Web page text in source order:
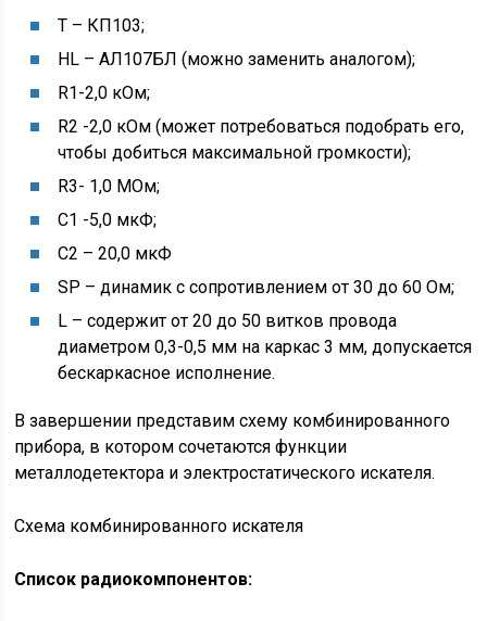
Т – КП103;
HL – АЛ107БЛ (можно заменить аналогом);
R1-2,0 кОм;
R2 -2,0 кОм (может потребоваться подобрать его,
чтобы добиться максимальной громкости);
R3- 1,0 МОм;
С1 -5,0 мкФ;
С2 – 20,0 мкФ
SP – динамик с сопротивлением от 30 до 60 Ом;
L – содержит от 20 до 50 витков провода
диаметром 0,3-0,5 мм на каркас 3 мм, допускается
бескаркасное исполнение.
В завершении представим схему комбинированного
прибора, в котором сочетаются функции
металлодетектора и электростатического искателя.
Схема комбинированного искателя
Список радиокомпонентов: